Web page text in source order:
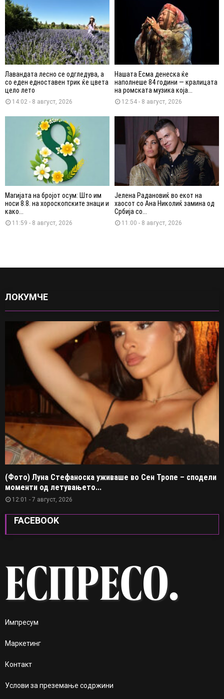
Лавандата лесно се одгледува, а
со еден едноставен трик ќе цвета
цело лето
14:02 - 8 август, 2026
Нашата Есма денеска ќе
наполнеше 84 години — кралицата
на ромската музика која...
12:54 - 8 август, 2026
Магијата на бројот осум: Што им
носи 8.8. на хороскопските знаци и
како...
11:59 - 8 август, 2026
Јелена Радановиќ во екот на
хаосот со Ана Николиќ замина од
Србија со...
11:00 - 8 август, 2026
ЛОКУМЧЕ
(Фото) Луна Стефаноска уживаше во Сен Тропе – сподели
моменти од летувањето...
12:01 - 7 август, 2026
FACEBOOK
Импресум
Маркетинг
Контакт
Услови за преземање содржини